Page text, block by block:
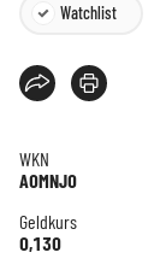
Watchlist
WKN
A0MNJ0
Geldkurs
0,130